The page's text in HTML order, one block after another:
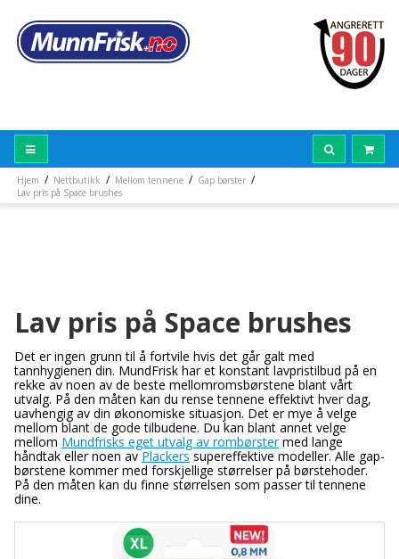
Hjem / Nettbutikk / Mellom tennene / Gap børster /
Lav pris på Space brushes
Lav pris på Space brushes
Det er ingen grunn til å fortvile hvis det går galt med
tannhygienen din. MundFrisk har et konstant lavpristilbud på en
rekke av noen av de beste mellomromsbørstene blant vårt
utvalg. På den måten kan du rense tennene effektivt hver dag,
uavhengig av din økonomiske situasjon. Det er mye å velge
mellom blant de gode tilbudene. Du kan blant annet velge
mellom Mundfrisks eget utvalg av rombørster med lange
håndtak eller noen av Plackers supereffektive modeller. Alle gap-
børstene kommer med forskjellige størrelser på børstehoder.
På den måten kan du finne størrelsen som passer til tennene
dine.